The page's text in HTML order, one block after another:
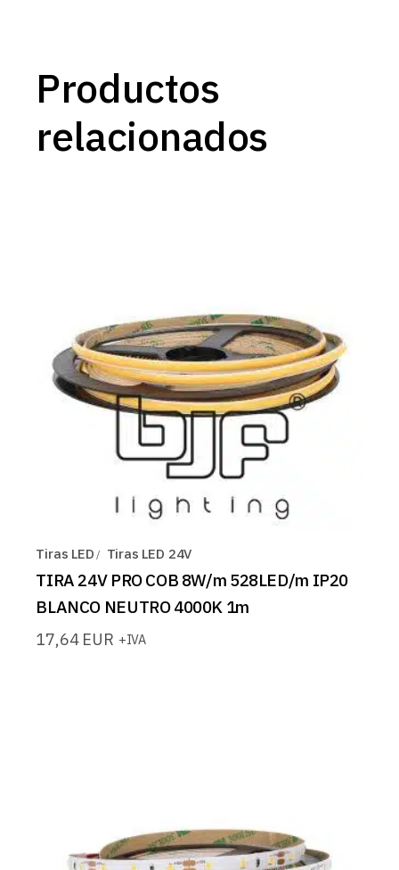
Productos
relacionados
Tiras LED Tiras LED 24V
TIRA 24V PRO COB 8W/m 528LED/m IP20
BLANCO NEUTRO 4000K 1m
17,64 EUR +IVA